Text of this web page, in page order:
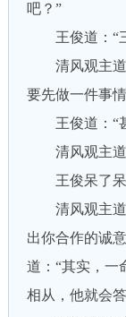
吧？”
王俊道：“
清风观主道
要先做一件事
王俊道：“
清风观主道
王俊呆了呆
清风观主道
出你合作的诚
道：“其实，一
相从，他就会